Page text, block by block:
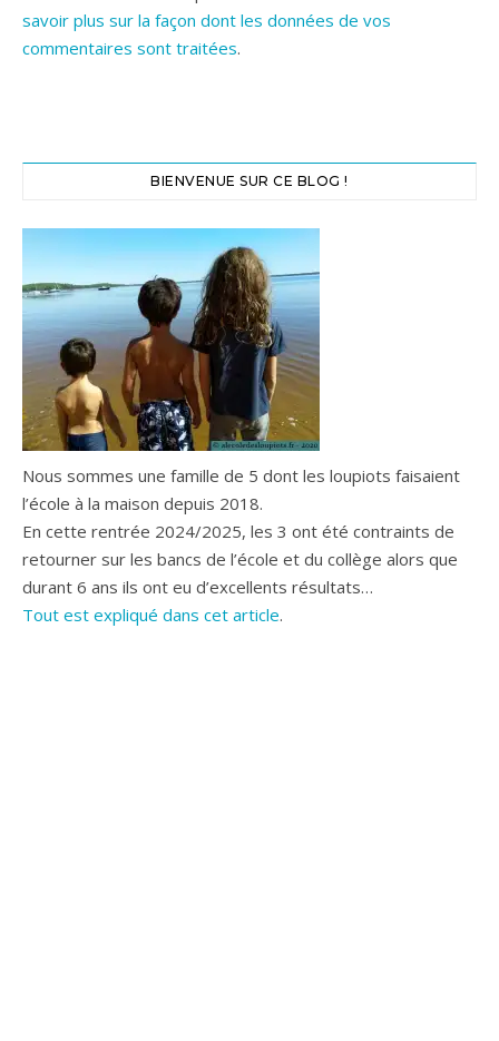
savoir plus sur la façon dont les données de vos
commentaires sont traitées.
BIENVENUE SUR CE BLOG !
Nous sommes une famille de 5 dont les loupiots faisaient
l’école à la maison depuis 2018.
En cette rentrée 2024/2025, les 3 ont été contraints de
retourner sur les bancs de l’école et du collège alors que
durant 6 ans ils ont eu d’excellents résultats…
Tout est expliqué dans cet article.